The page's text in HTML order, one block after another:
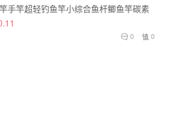
手竿超轻钓鱼竿小综合鱼杆鲫鱼竿碳素
0
0